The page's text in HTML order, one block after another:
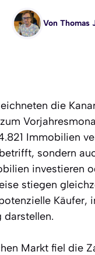
Von Thomas
die
Immobilien
sondern
investieren
stiegen
Käufer,
darstellen.
Markt fiel die